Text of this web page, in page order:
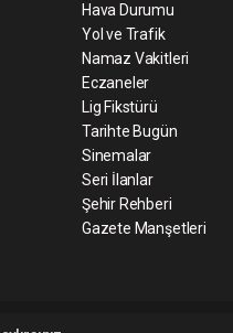
Hava Durumu
Yol ve Trafik
Namaz Vakitleri
Eczaneler
Lig Fikstürü
Tarihte Bugün
Sinemalar
Seri İlanlar
Şehir Rehberi
Gazete Manşetleri